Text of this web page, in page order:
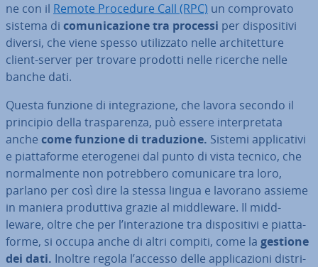
ne con il Remote Procedure Call (RPC) un com­pro­va­to
sistema di co­mu­ni­ca­zio­ne tra processi per di­spo­si­ti­vi
diversi, che viene spesso uti­liz­za­to nelle ar­chi­tet­tu­re
client-server per trovare prodotti nelle ricerche nelle
banche dati.
Questa funzione di in­te­gra­zio­ne, che lavora secondo il
principio della tra­spa­ren­za, può essere in­ter­pre­ta­ta
anche come funzione di tra­du­zio­ne. Sistemi ap­pli­ca­ti­vi
e piat­ta­for­me ete­ro­ge­nei dal punto di vista tecnico, che
nor­mal­men­te non po­treb­be­ro co­mu­ni­ca­re tra loro,
parlano per così dire la stessa lingua e lavorano assieme
in maniera pro­dut­ti­va grazie al midd­leware. Il midd­
leware, oltre che per l’in­te­ra­zio­ne tra di­spo­si­ti­vi e piat­ta­
for­me, si occupa anche di altri compiti, come la gestione
dei dati. Inoltre regola l’accesso delle ap­pli­ca­zio­ni di­stri­